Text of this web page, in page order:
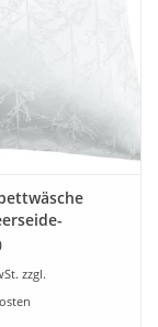
TREES weiß
zzgl.